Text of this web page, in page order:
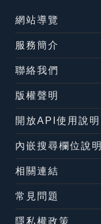
網站導覽
服務簡介
聯絡我們
版權聲明
開放API使用說明
內嵌搜尋欄位說明
相關連結
常見問題
隱私權政策